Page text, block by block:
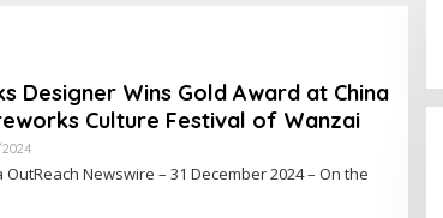
Designer Wins Gold Award at China
Culture Festival of Wanzai
Oleh
OutReach Newswire – 31 December 2024 – On the